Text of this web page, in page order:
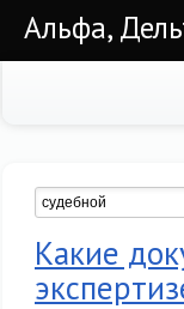
Альфа,
Какие